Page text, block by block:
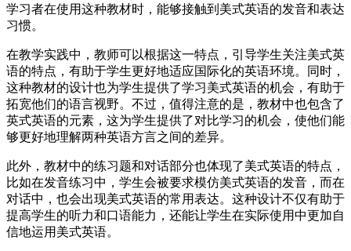
学习者在使用这种教材时，能够接触到美式英语的发音和表达
习惯。
在教学实践中，教师可以根据这一特点，引导学生关注美式英
语的特点，有助于学生更好地适应国际化的英语环境。同时，
这种教材的设计也为学生提供了学习美式英语的机会，有助于
拓宽他们的语言视野。不过，值得注意的是，教材中也包含了
英式英语的元素，这为学生提供了对比学习的机会，使他们能
够更好地理解两种英语方言之间的差异。
此外，教材中的练习题和对话部分也体现了美式英语的特点，
比如在发音练习中，学生会被要求模仿美式英语的发音，而在
对话中，也会出现美式英语的常用表达。这种设计不仅有助于
提高学生的听力和口语能力，还能让学生在实际使用中更加自
信地运用美式英语。